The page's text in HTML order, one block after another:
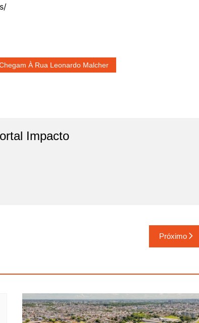
À Rua Leonardo Malcher
Impacto
Próximo